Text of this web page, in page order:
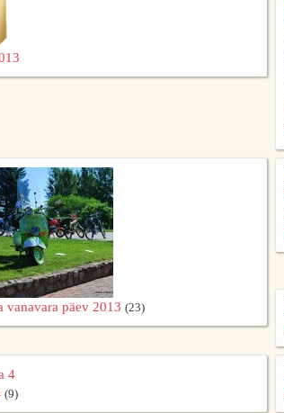
vanavara päev 2013 (23)
(9)